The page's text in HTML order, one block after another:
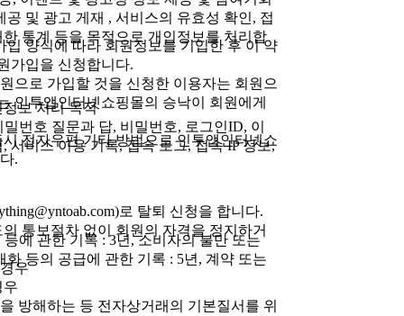
양식에 따라 회원정보를 기입한 후 이 약
가입을 신청합니다.
으로 가입할 것을 신청한 이용자는 회원으
인투앱인터넷쇼핑몰의 승낙이 회원에게
전자우편 기타 방법으로 인투앱인터넷쇼
.
로 탈퇴 신청을 합니다.
통보절차 없이 회원의 자격을 정지하거
우
우
방해하는 등 전자상거래의 기본질서를 위
및 광고 게재 , 서비스의 유효성 확인, 접
통계 등을 목적으로 개인정보를 처리합
보 처리 목적
번호 질문과 답, 비밀번호, 로그인ID, 이
서비스 이용 기록, 접속 로그, 접속 IP 정보,
에 관한 기록 : 3년, 소비자의 불만 또는
등의 공급에 관한 기록 : 5년, 계약 또는